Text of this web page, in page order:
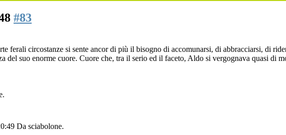
#83
ferali circostanze si sente ancor di più il bisogno di accomunarsi, di abbracciarsi, di
del suo enorme cuore. Cuore che, tra il serio ed il faceto, Aldo si vergognava quasi di
Da sciabolone.